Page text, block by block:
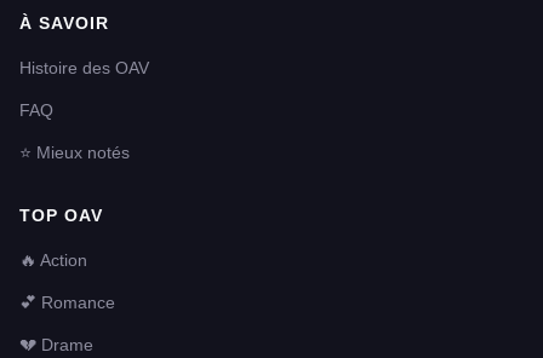
À SAVOIR
Histoire des OAV
FAQ
⭐ Mieux notés
TOP OAV
🔥 Action
💕 Romance
💔 Drame